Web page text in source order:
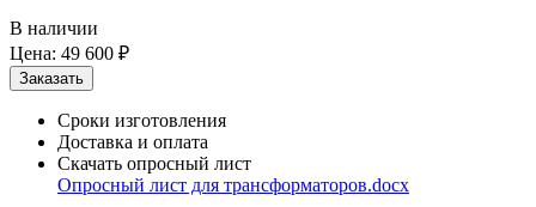
В наличии
Цена: 49 600 ₽
Сроки изготовления
Доставка и оплата
Скачать опросный лист
Опросный лист для трансформаторов.docx